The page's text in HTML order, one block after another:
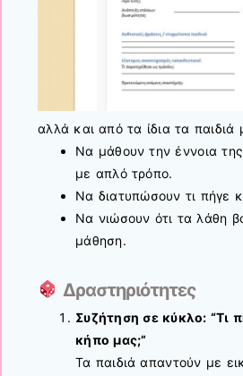
αλλά και από τα ίδια τα παιδιά
Να μάθουν την έννοια
με απλό τρόπο.
Να διατυπώσουν τι πήγε
Να νιώσουν ότι τα λάθη
μάθηση.
Δραστηριότητες
Συζήτηση σε κύκλο: “Τι
κήπο μας;”
Τα παιδιά απαντούν με